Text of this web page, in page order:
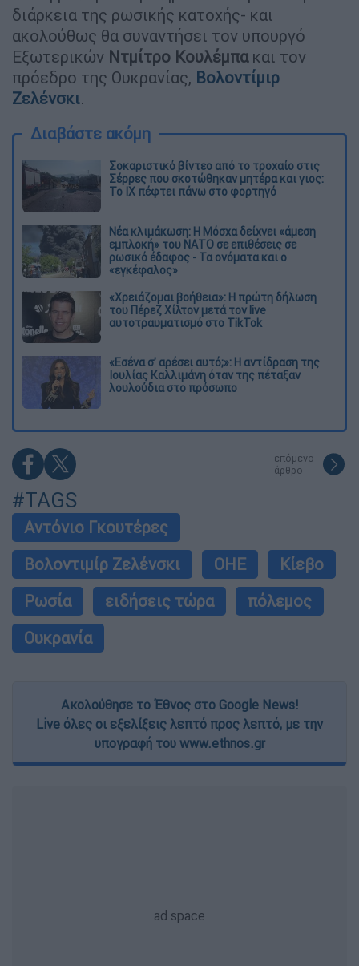
διάρκεια της ρωσικής κατοχής- και
ακολούθως θα συναντήσει τον υπουργό
Εξωτερικών Ντμίτρο Κουλέμπακαι τον
πρόεδρο της Ουκρανίας, Βολοντίμιρ
Ζελένσκι.
Διαβάστε ακόμη
Σοκαριστικό βίντεο από το τροχαίο στις
Σέρρες που σκοτώθηκαν μητέρα και γιος:
Το ΙΧ πέφτει πάνω στο φορτηγό
Νέα κλιμάκωση: Η Μόσχα δείχνει «άμεση
εμπλοκή» του ΝΑΤΟ σε επιθέσεις σε
ρωσικό έδαφος - Τα ονόματα και ο
«εγκέφαλος»
«Χρειάζομαι βοήθεια»: Η πρώτη δήλωση
του Πέρεζ Χίλτον μετά τον live
αυτοτραυματισμό στο TikTok
«Εσένα σ’ αρέσει αυτό;»: Η αντίδραση της
Ιουλίας Καλλιμάνη όταν της πέταξαν
λουλούδια στο πρόσωπο
επόμενο
άρθρο
#TAGS
Αντόνιο Γκουτέρες
Βολοντιμίρ Ζελένσκι
ΟΗΕ
Κίεβο
Ρωσία
ειδήσεις τώρα
πόλεμος
Ουκρανία
Ακολούθησε το Έθνος στο Google News!
Live όλες οι εξελίξεις λεπτό προς λεπτό, με την
υπογραφή του www.ethnos.gr